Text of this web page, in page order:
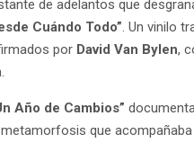
de adelantos que
Cuándo Todo”. Un vinilo
por David Van Bylen,
Año de Cambios”
que